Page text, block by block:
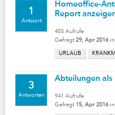
1
Antwort
Homeoffice-
Report
455 Aufrufe
Gefragt 29, Apr 2016 in
URLAUB
3
Antworten
Abteilungen als
941 Aufrufe
Gefragt 15, Apr 2016 in